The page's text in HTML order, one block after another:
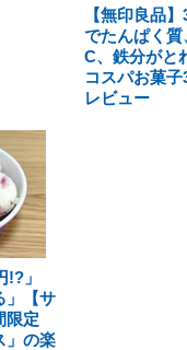
【無印良品
でたんぱく質
C、鉄分がと
コスパお菓
レビュー
!?」
」【サ
限定
」の楽